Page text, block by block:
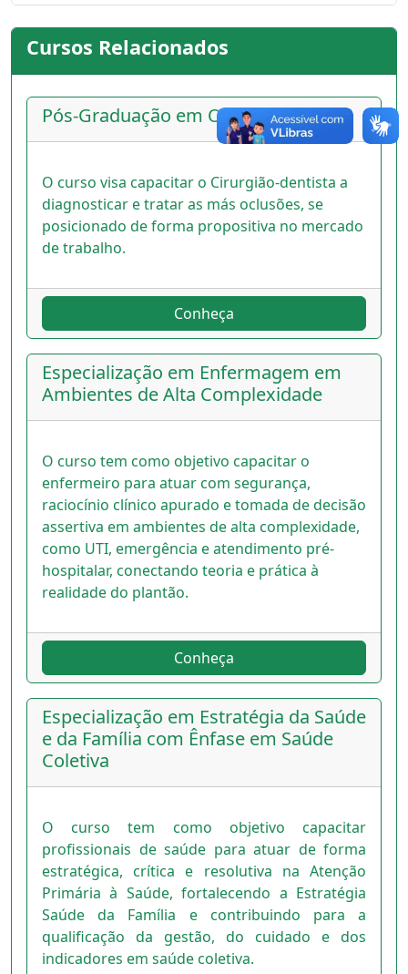
Cursos Relacionados
Pós-Graduação em Ortodontia
O curso visa capacitar o Cirurgião-dentista a
diagnosticar e tratar as más oclusões, se
posicionado de forma propositiva no mercado
de trabalho.
Conheça
Especialização em Enfermagem em
Ambientes de Alta Complexidade
O curso tem como objetivo capacitar o
enfermeiro para atuar com segurança,
raciocínio clínico apurado e tomada de decisão
assertiva em ambientes de alta complexidade,
como UTI, emergência e atendimento pré-
hospitalar, conectando teoria e prática à
realidade do plantão.
Conheça
Especialização em Estratégia da Saúde
e da Família com Ênfase em Saúde
Coletiva
O curso tem como objetivo capacitar
profissionais de saúde para atuar de forma
estratégica, crítica e resolutiva na Atenção
Primária à Saúde, fortalecendo a Estratégia
Saúde da Família e contribuindo para a
qualificação da gestão, do cuidado e dos
indicadores em saúde coletiva.